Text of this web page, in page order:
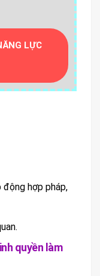
LỰC
động hợp pháp,
quyền làm